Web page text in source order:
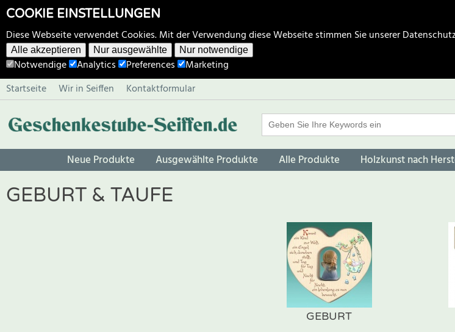
COOKIE EINSTELLUNGEN
Diese Webseite verwendet Cookies. Mit der Verwendung diese Webseite stimmen Sie unserer
Alle akzeptieren Nur ausgewählte Nur notwendige
Notwendige Analytics Preferences
Marketing
Startseite
Wir in Seiffen Kontaktformular
Neue Produkte Ausgewählte Produkte Alle Produkte Holzkunst nach
GEBURT & TAUFE
GEBURT